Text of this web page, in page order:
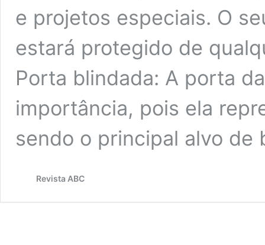
e projetos especiais. O
estará protegido de
Porta blindada: A porta
importância, pois ela
sendo o principal alvo
Revista ABC